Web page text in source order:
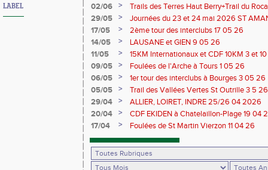
LABEL
02/06
>
Trails des Terres Haut Berry+Trail du
du Berry 30/31 05 2026
29/05 >
Journées du 23 et 24 mai 2026 ST
17/05
>
2ème tour des interclubs 17 05 26
14/05
>
LAUSANE et GIEN 9 05 26
11/05
>
15KM Internationaux et CDF 10KM 3 et
09/05
>
Foulées de l'Arche à Tours 1 05 26
06/05
>
1er tour des interclubs à Bourges 3 05 26
05/05
>
Trail des Vallées Vertes St Outrille 3 5 26
29/04
>
ALLIER, LOIRET, INDRE 25/26 04 2026
20/04
>
CDF EKIDEN à Chatelaillon-Plage 19 04
17/04
> Foulées de St Martin Vierzon 11 04 26